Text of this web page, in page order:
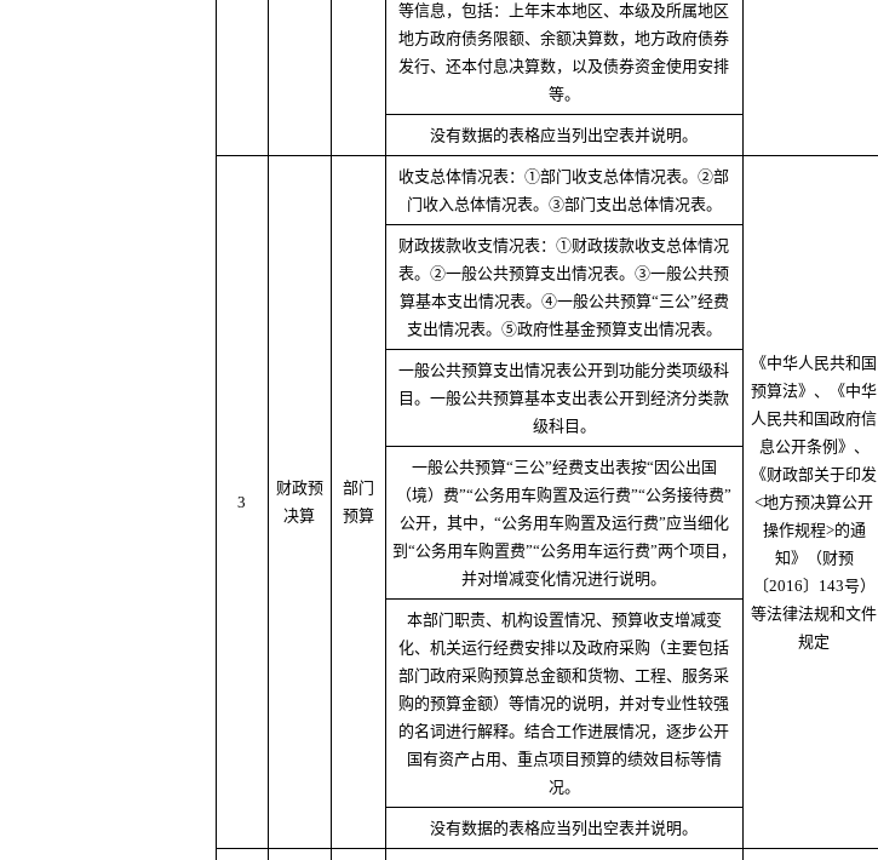
等信息，包括：上年末本地区、本级及所属地区
地方政府债务限额、余额决算数，地方政府债券
发行、还本付息决算数，以及债券资金使用安排
等。
没有数据的表格应当列出空表并说明。
3
财政预
决算
部门
预算
收支总体情况表：①部门收支总体情况表。②部
门收入总体情况表。③部门支出总体情况表。
《中华人民共和国
预算法》、《中华
人民共和国政府信
息公开条例》、
《财政部关于印发
<地方预决算公开
操作规程>的通
知》（财预
〔2016〕143号）
等法律法规和文件
规定
财政拨款收支情况表：①财政拨款收支总体情况
表。②一般公共预算支出情况表。③一般公共预
算基本支出情况表。④一般公共预算“三公”经费
支出情况表。⑤政府性基金预算支出情况表。
一般公共预算支出情况表公开到功能分类项级科
目。一般公共预算基本支出表公开到经济分类款
级科目。
一般公共预算“三公”经费支出表按“因公出国
（境）费”“公务用车购置及运行费”“公务接待费”
公开，其中，“公务用车购置及运行费”应当细化
到“公务用车购置费”“公务用车运行费”两个项目，
并对增减变化情况进行说明。
本部门职责、机构设置情况、预算收支增减变
化、机关运行经费安排以及政府采购（主要包括
部门政府采购预算总金额和货物、工程、服务采
购的预算金额）等情况的说明，并对专业性较强
的名词进行解释。结合工作进展情况，逐步公开
国有资产占用、重点项目预算的绩效目标等情
况。
没有数据的表格应当列出空表并说明。